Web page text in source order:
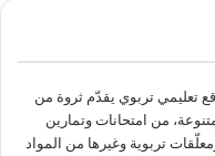
ن
تعليمي تربوي يقدّم ثروة من
من امتحانات وتمارين
تربوية وغيرها من المواد